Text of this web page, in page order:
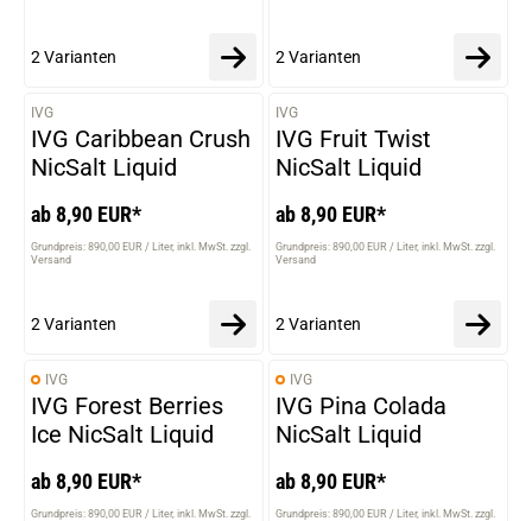
2 Varianten 2 Varianten
VARIANTEN
IVG
IVG Caribbean Crush
NicSalt Liquid
ab 8,90 EUR*
Grundpreis: 890,00 EUR / Liter inkl. MwSt. zzgl.
Versand
2 Varianten
IVG
IVG Fruit Twist
NicSalt Liquid
ab 8,90 EUR*
Grundpreis: 890,00 EUR / Liter inkl. MwSt. zzgl.
Versand
2 Varianten
VARIANTEN
IVG
IVG Forest Berries
Ice NicSalt Liquid
ab 8,90 EUR*
Grundpreis: 890,00 EUR / Liter inkl. MwSt. zzgl.
VARIANTEN
IVG
IVG Pina Colada
NicSalt Liquid
ab 8,90 EUR*
Grundpreis: 890,00 EUR / Liter inkl. MwSt. zzgl.